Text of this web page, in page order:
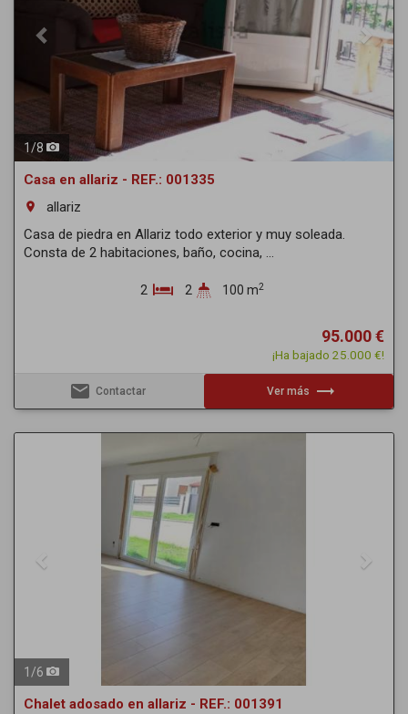
1/8
Casa en allariz - REF.: 001335
room
allariz
Casa de piedra en Allariz todo exterior y muy soleada.
Consta de 2 habitaciones, baño, cocina, ...
2 2 100 m2
95.000 €
¡Ha bajado 25.000 €!
email Contactar Ver más trending_flat
Next
1 /6
Chalet adosado en allariz - REF.: 001391